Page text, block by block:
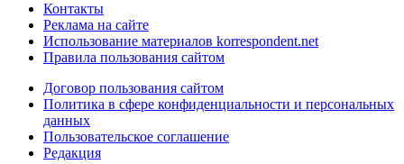
Контакты
Реклама на сайте
Использование материалов korrespondent.net
Правила пользования сайтом
Договор пользования сайтом
Политика в сфере конфиденциальности и персональных
данных
Пользовательское соглашение
Редакция